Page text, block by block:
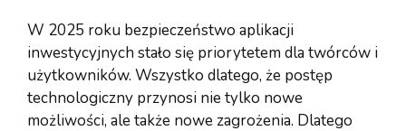
W 2025 roku bezpieczeństwo aplikacji
inwestycyjnych stało się priorytetem dla twórców i
użytkowników. Wszystko dlatego, że postęp
technologiczny przynosi nie tylko nowe
możliwości, ale także nowe zagrożenia. Dlatego